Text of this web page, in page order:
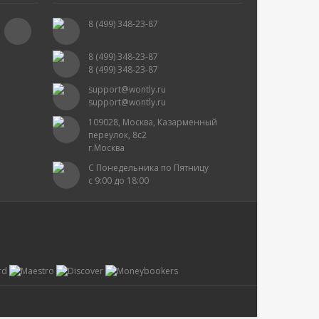
8 (499) 348-23-87
8 (499) 348-23-87
8 (499) 348-23-87
support@wontly.ru
support@wontly.ru
109028, Москва, Казарменный
переулок, 8с2
г.Москва
С Понедельника по Пятницу
с 9:00 до 18:00